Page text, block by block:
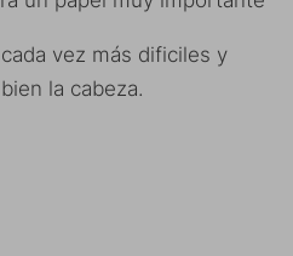
vez más dificiles y
la cabeza.